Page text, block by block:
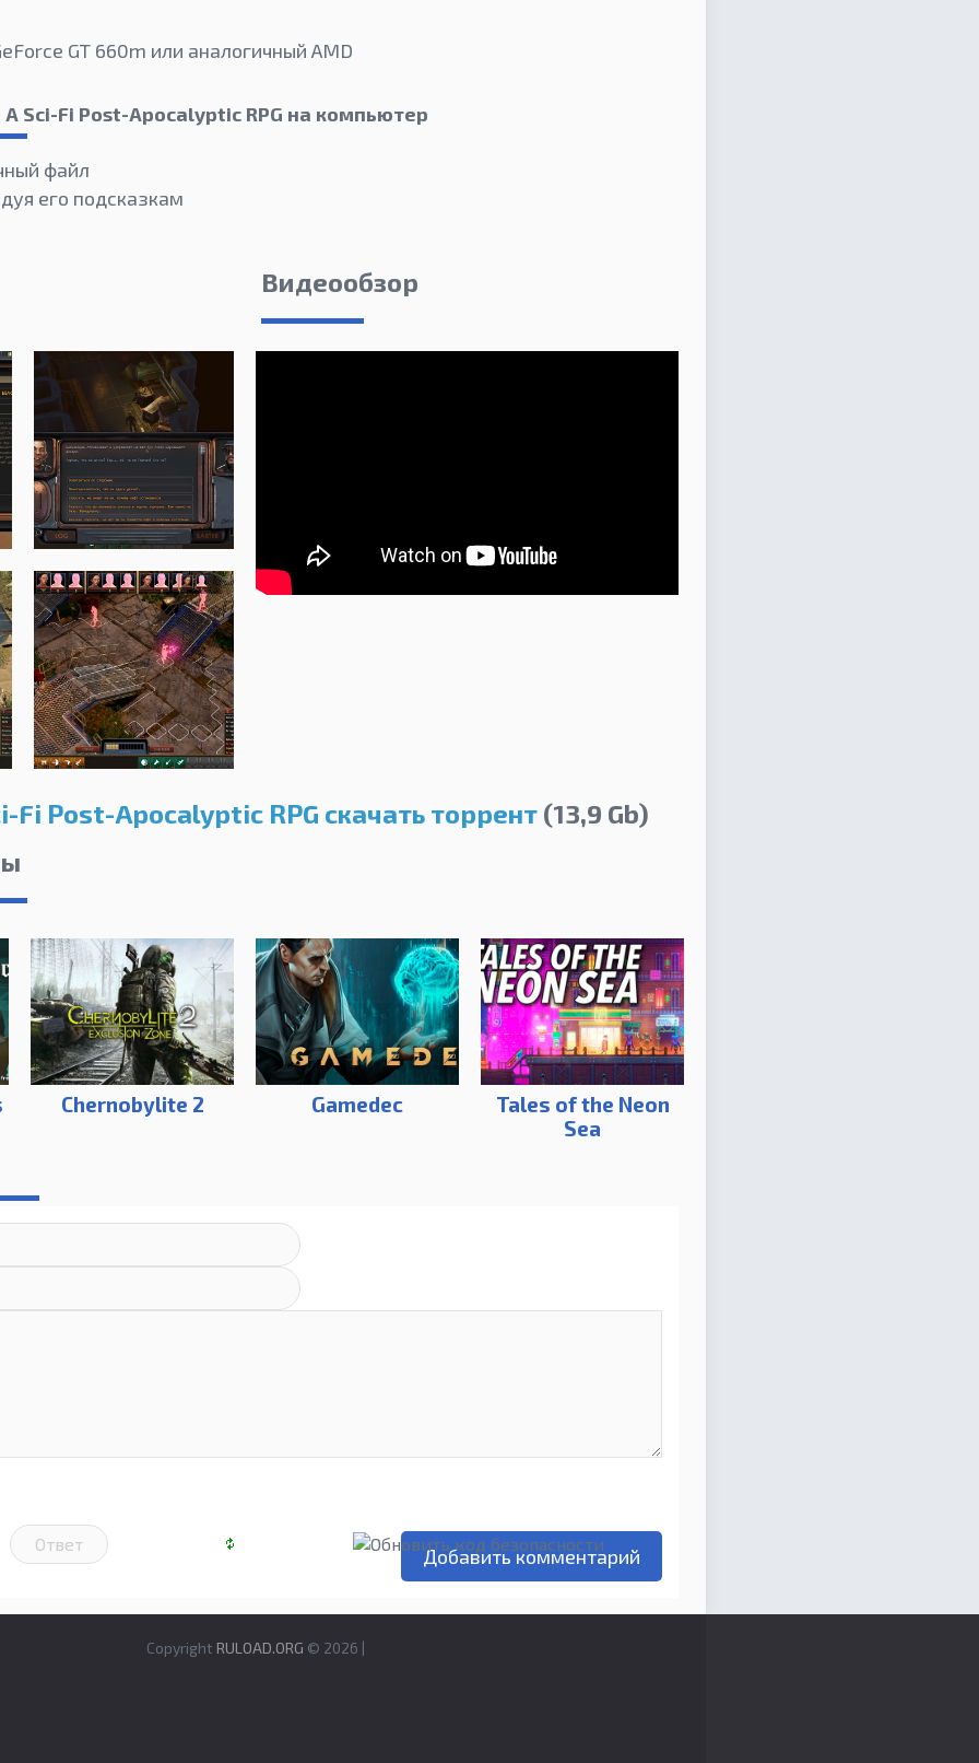
GT 660m или аналогичный AMD
A Sci-Fi Post-Apocalyptic RPG на компьютер
файл
его подсказкам
Видеообзор
Fi Post-Apocalyptic RPG скачать торрент (13,9 Gb)
Chernobylite 2 Gamedec
Tales of the Neon
Sea
Copyright RULOAD.ORG © 2026 |